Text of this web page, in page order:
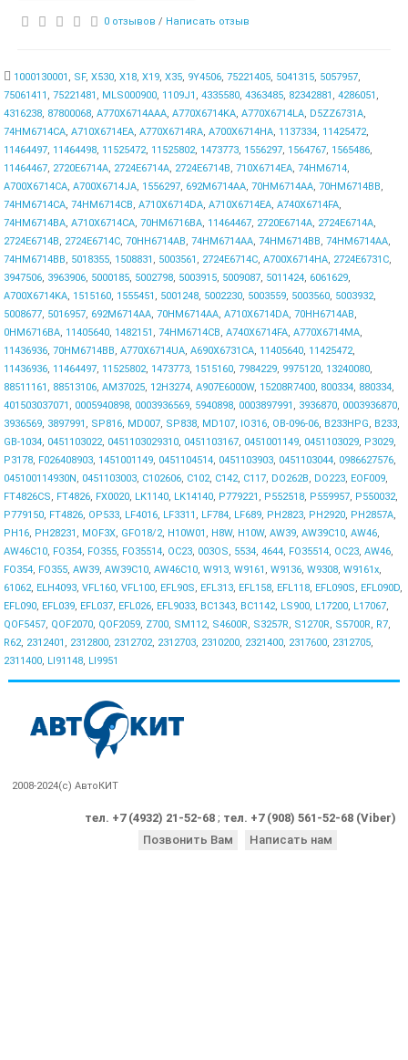
0 отзывов / Написать отзыв
1000130001 , SF,X530,X18,X19,X35, 9Y4506,75221405, 5041315, 5057957,
75061411 ,75221481 , MLS000900, 1109J1 ,4335580,4363485, 82342881 ,4286051 ,
4316238, 87800068,A770X6714AAA,A770X6714KA,A770X6714LA, D5ZZ6731A,
74HM6714CA,A710X6714EA,A770X6714RA,A700X6714HA, 1137334, 11425472,
11464497, 11464498, 11525472, 11525802, 1473773, 1556297, 1564767, 1565486,
11464467, 2720E6714A, 2724E6714A, 2724E6714B,710X6714EA,74HM6714,
A700X6714CA,A700X6714JA, 1556297, 692M6714AA,70HM6714AA,70HM6714BB,
74HM6714CA,74HM6714CB,A710X6714DA,A710X6714EA,A740X6714FA,
74HM6714BA,A710X6714CA,70HM6716BA, 11464467, 2720E6714A, 2724E6714A,
2724E6714B, 2724E6714C,70HH6714AB,74HM6714AA,74HM6714BB,74HM6714AA,
74HM6714BB, 5018355, 1508831 , 5003561 , 2724E6714C,A700X6714HA, 2724E6731C,
3947506, 3963906, 5000185, 5002798, 5003915, 5009087, 5011424, 6061629,
A700X6714KA, 1515160, 1555451 , 5001248, 5002230, 5003559, 5003560, 5003932,
5008677, 5016957, 692M6714AA,70HM6714AA,A710X6714DA,70HH6714AB,
0HM6716BA, 11405640, 1482151 ,74HM6714CB,A740X6714FA,A770X6714MA,
11436936,70HM6714BB,A770X6714UA,A690X6731CA, 11405640, 11425472,
11436936, 11464497, 11525802, 1473773, 1515160,7984229, 9975120, 13240080,
88511161 , 88513106,AM37025, 12H3274,A907E6000W, 15208R7400, 800334, 880334,
401503037071 , 0005940898, 0003936569, 5940898, 0003897991 , 3936870, 0003936870,
3936569, 3897991 , SP816, MD007, SP838, MD107, IO316, OB-096-06, B233HPG, B233,
GB-1034, 0451103022, 0451103029310, 0451103167, 0451001149, 0451103029, P3029,
P3178, F026408903, 1451001149, 0451104514, 0451103903, 0451103044, 0986627576,
045100114930N, 0451103003, C102606, C102, C142, C117, DO262B, DO223, EOF009,
FT4826CS, FT4826, FX0020, LK1140, LK14140, P779221 , P552518, P559957, P550032,
P779150, FT4826, OP533, LF4016, LF3311 , LF784, LF689, PH2823, PH2920, PH2857A,
PH16, PH28231 , MOF3X, GFO18/2, H10W01 , H8W, H10W,AW39,AW39C10,AW46,
AW46C10, FO354, FO355, FO35514, OC23, 003OS, 5534,4644, FO35514, OC23,AW46,
FO354, FO355,AW39,AW39C10,AW46C10,W913,W9161 ,W9136,W9308,W9161x,
61062, ELH4093,VFL160,VFL100, EFL90S, EFL313, EFL158, EFL118, EFL090S, EFL090D,
EFL090, EFL039, EFL037, EFL026, EFL9033, BC1343, BC1142, LS900, L17200, L17067,
QOF5457, QOF2070, QOF2059, Z700, SM112, S4600R, S3257R, S1270R, S5700R, R7,
R62, 2312401 , 2312800, 2312702, 2312703, 2310200, 2321400, 2317600, 2312705,
2311400, LI91148, LI9951
2008-2024(c) АвтоКИТ
тел. +7 (4932) 21-52-68 ; тел. +7 (908) 561-52-68 (Viber)
Позвонить Вам
Написать нам